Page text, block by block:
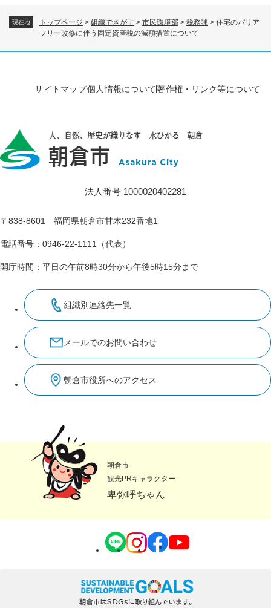
現在地 トップページ > 組織でさがす > 市民環境部 > 税務課 > 住宅のバリア
フリー改修に伴う固定資産税の減額措置について
サイトマップ個人情報について著作権・リンク等について
法人番号 1000020402281
〒838-8601 福岡県朝倉市甘木232番地1
電話番号：0946-22-1111（代表）
開庁時間：平日の午前8時30分から午後5時15分まで
組織別連絡先一覧
メールでのお問い合わせ
朝倉市役所へのアクセス
朝倉市
観光PRキャラクター
卑弥呼ちゃん